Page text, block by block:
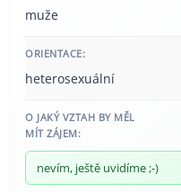
muže
ORIENTACE:
heterosexuální
O JAKÝ VZTAH BY MĚL
MÍT ZÁJEM:
nevím, ještě uvidíme ;-)